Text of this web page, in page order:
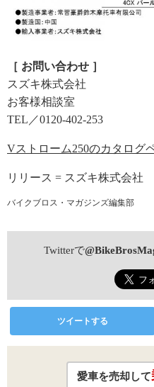
［ お問い合わせ ］
スズキ株式会社
お客様相談室
TEL／0120-402-253
Vストローム250のカタログ
リリース = スズキ株式会社
バイクブロス・マガジンズ編集部
Twitterで
ツイートする
愛車を売却して